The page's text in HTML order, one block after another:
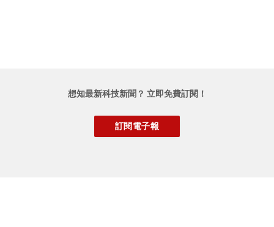
想知最新科技新聞？ 立即免費訂閱！